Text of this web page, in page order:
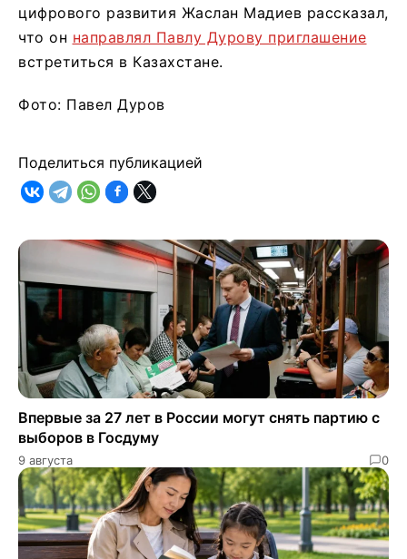
цифрового развития Жаслан Мадиев рассказал,
что он направлял Павлу Дурову приглашение
встретиться в Казахстане.
Фото: Павел Дуров
Поделиться публикацией
Впервые за 27 лет в России могут снять партию с
выборов в Госдуму
9 августа 0